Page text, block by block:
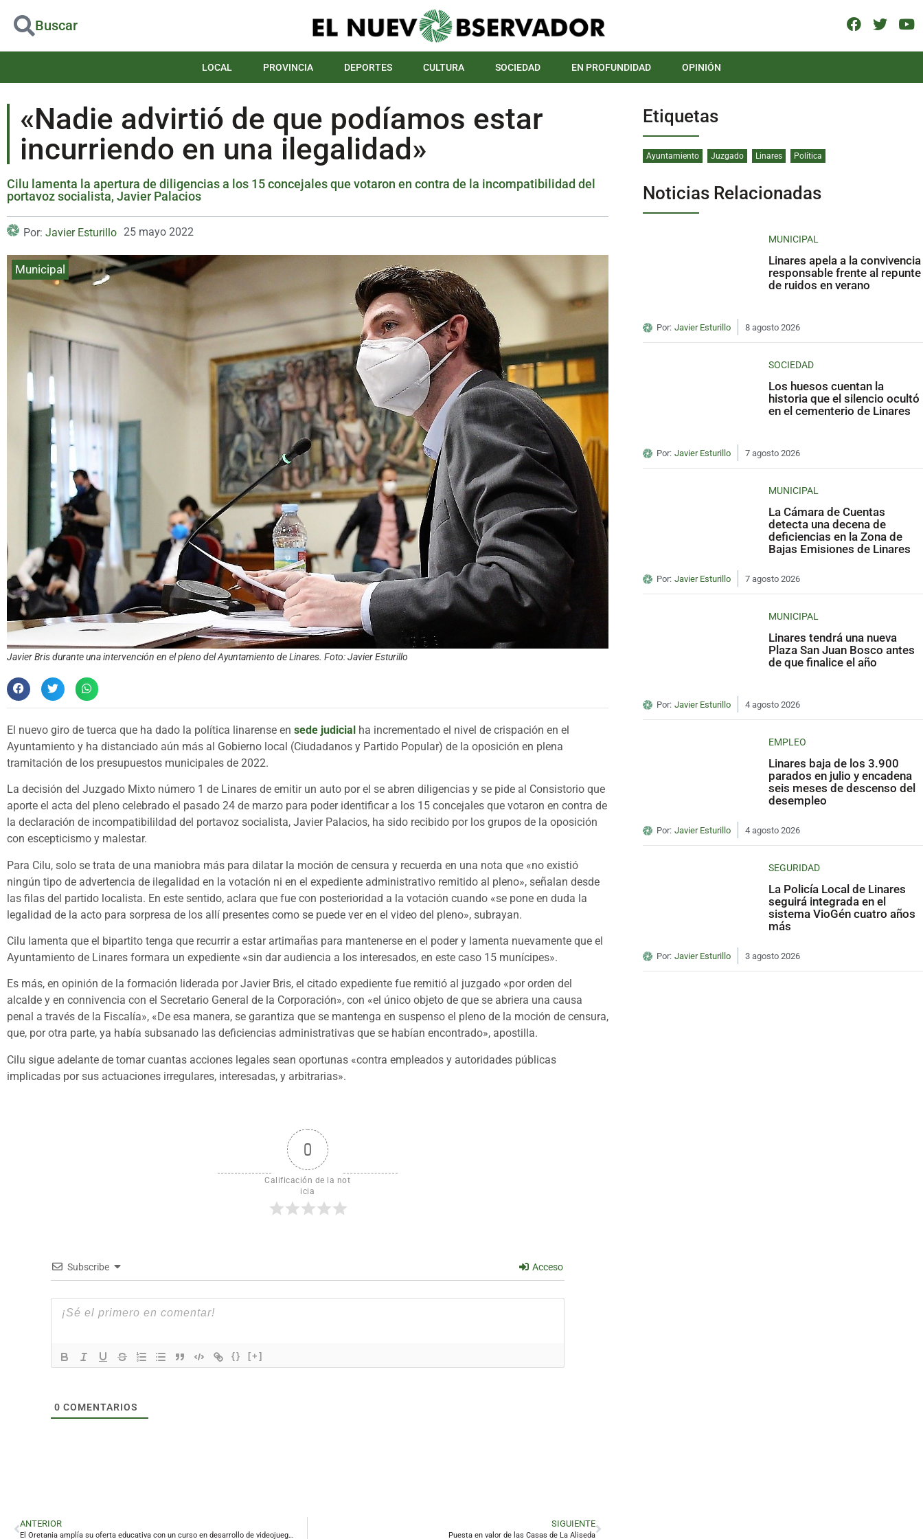
Buscar
LOCAL PROVINCIA DEPORTES CULTURA SOCIEDAD EN PROFUNDIDAD OPINIÓN
«Nadie advirtió de que podíamos estar
incurriendo en una ilegalidad»
Cilu lamenta la apertura de diligencias a los 15 concejales que votaron en contra de la incompatibilidad del
portavoz socialista, Javier Palacios
Por: Javier Esturillo 25 mayo 2022
Municipal
Javier Bris durante una intervención en el pleno del Ayuntamiento de Linares. Foto: Javier Esturillo
El nuevo giro de tuerca que ha dado la política linarense en sede judicial ha incrementado el nivel de crispación en el
Ayuntamiento y ha distanciado aún más al Gobierno local (Ciudadanos y Partido Popular) de la oposición en plena
tramitación de los presupuestos municipales de 2022.
La decisión del Juzgado Mixto número 1 de Linares de emitir un auto por el se abren diligencias y se pide al Consistorio que
aporte el acta del pleno celebrado el pasado 24 de marzo para poder identificar a los 15 concejales que votaron en contra de
la declaración de incompatibilildad del portavoz socialista, Javier Palacios, ha sido recibido por los grupos de la oposición
con escepticismo y malestar.
Para Cilu, solo se trata de una maniobra más para dilatar la moción de censura y recuerda en una nota que «no existió
ningún tipo de advertencia de ilegalidad en la votación ni en el expediente administrativo remitido al pleno», señalan desde
las filas del partido localista. En este sentido, aclara que fue con posterioridad a la votación cuando «se pone en duda la
legalidad de la acto para sorpresa de los allí presentes como se puede ver en el video del pleno», subrayan.
Cilu lamenta que el bipartito tenga que recurrir a estar artimañas para mantenerse en el poder y lamenta nuevamente que el
Ayuntamiento de Linares formara un expediente «sin dar audiencia a los interesados, en este caso 15 munícipes».
Es más, en opinión de la formación liderada por Javier Bris, el citado expediente fue remitió al juzgado «por orden del
alcalde y en connivencia con el Secretario General de la Corporación», con «el único objeto de que se abriera una causa
penal a través de la Fiscalía», «De esa manera, se garantiza que se mantenga en suspenso el pleno de la moción de censura,
que, por otra parte, ya había subsanado las deficiencias administrativas que se habían encontrado», apostilla.
Cilu sigue adelante de tomar cuantas acciones legales sean oportunas «contra empleados y autoridades públicas
implicadas por sus actuaciones irregulares, interesadas, y arbitrarias».
0
Calificación de la not
icia
Subscribe Acceso
{} [+]
0 COMENTARIOS
ANTERIOR
El Oretania amplía su oferta educativa con un curso en desarrollo de videojuegos y realidad virtual
SIGUIENTE
Puesta en valor de las Casas de La Aliseda
Etiquetas
Ayuntamiento Juzgado Linares Política
Noticias Relacionadas
MUNICIPAL
Linares apela a la convivencia
responsable frente al repunte
de ruidos en verano
Por: Javier Esturillo 8 agosto 2026
SOCIEDAD
Los huesos cuentan la
historia que el silencio ocultó
en el cementerio de Linares
Por: Javier Esturillo 7 agosto 2026
MUNICIPAL
La Cámara de Cuentas
detecta una decena de
deficiencias en la Zona de
Bajas Emisiones de Linares
Por: Javier Esturillo 7 agosto 2026
MUNICIPAL
Linares tendrá una nueva
Plaza San Juan Bosco antes
de que finalice el año
Por: Javier Esturillo 4 agosto 2026
EMPLEO
Linares baja de los 3.900
parados en julio y encadena
seis meses de descenso del
desempleo
Por: Javier Esturillo 4 agosto 2026
SEGURIDAD
La Policía Local de Linares
seguirá integrada en el
sistema VioGén cuatro años
más
Por: Javier Esturillo 3 agosto 2026